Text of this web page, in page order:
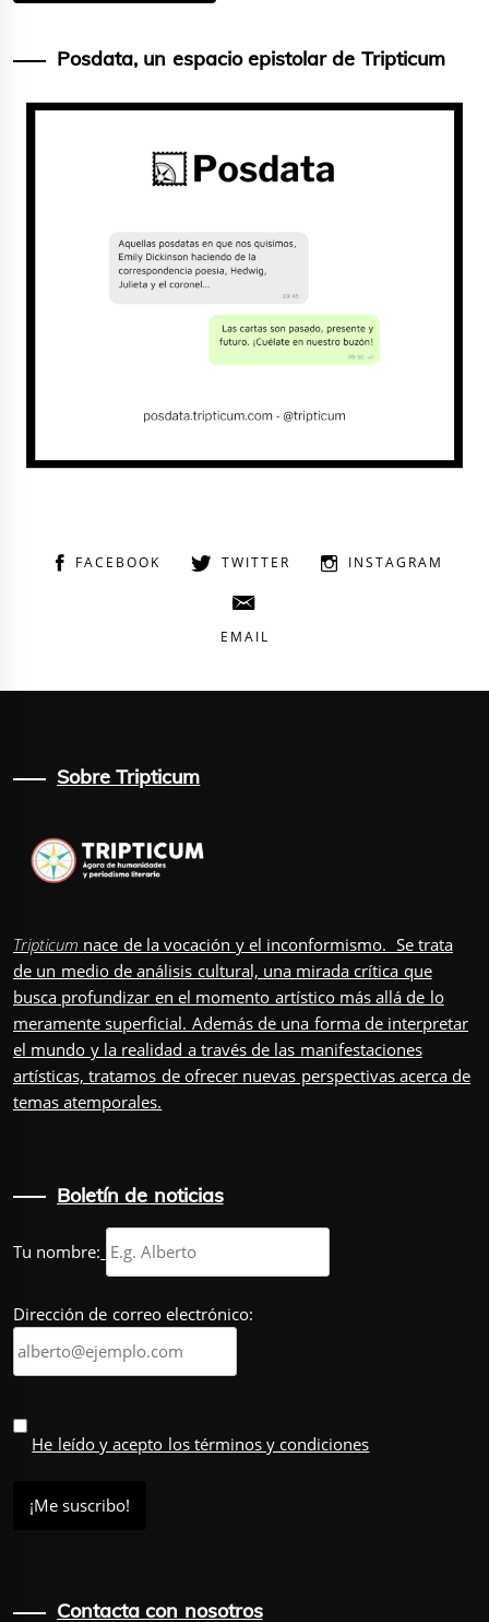
Posdata, un espacio epistolar de Tripticum
FACEBOOK TWITTER INSTAGRAM
EMAIL
Sobre Tripticum
Tripticum nace de la vocación y el inconformismo. Se trata
de un medio de análisis cultural, una mirada crítica que
busca profundizar en el momento artístico más allá de lo
meramente superficial. Además de una forma de interpretar
el mundo y la realidad a través de las manifestaciones
artísticas, tratamos de ofrecer nuevas perspectivas acerca de
temas atemporales.
Boletín de noticias
Tu nombre:
Dirección de correo electrónico:
He leído y acepto los términos y condiciones
Contacta con nosotros